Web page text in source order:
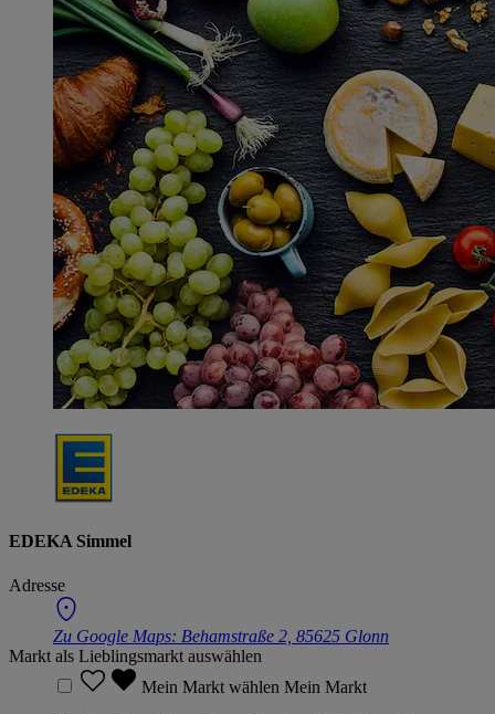
EDEKA Simmel
Adresse
Zu Google Maps: Behamstraße 2, 85625 Glonn
Markt als Lieblingsmarkt auswählen
Mein Markt wählen Mein Markt